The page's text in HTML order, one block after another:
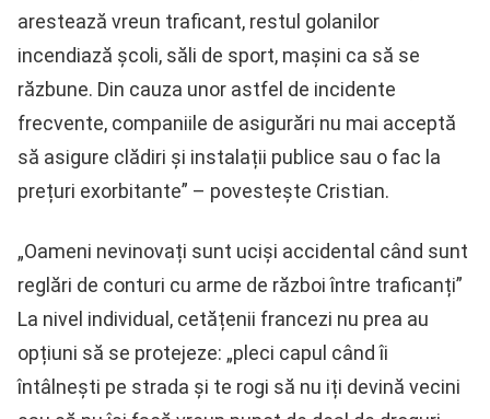
arestează vreun traficant, restul golanilor
incendiază școli, săli de sport, mașini ca să se
răzbune. Din cauza unor astfel de incidente
frecvente, companiile de asigurări nu mai acceptă
să asigure clădiri și instalații publice sau o fac la
prețuri exorbitante” – povestește Cristian.
„Oameni nevinovați sunt uciși accidental când sunt
reglări de conturi cu arme de război între traficanți”
La nivel individual, cetățenii francezi nu prea au
opțiuni să se protejeze: „pleci capul când îi
întâlnești pe strada și te rogi să nu iți devină vecini